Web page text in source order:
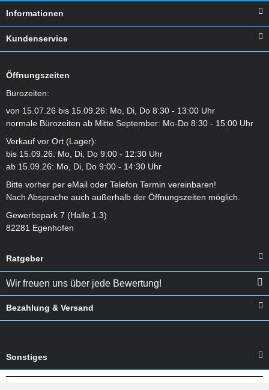
Informationen
Kundenservice
Öffnungszeiten
Bürozeiten:
von 15.07.26 bis 15.09.26: Mo, Di, Do 8:30 - 13:00 Uhr
normale Bürozeiten ab Mitte September: Mo-Do 8:30 - 15:00 Uhr
Verkauf vor Ort (Lager):
bis 15.09.26: Mo, Di, Do 9:00 - 12:30 Uhr
ab 15.09.26: Mo, Di, Do 9:00 - 14:30 Uhr
Bitte vorher per eMail oder Telefon Termin vereinbaren!
Nach Absprache auch außerhalb der Öffnungszeiten möglich.
Gewerbepark 7 (Halle 1.3)
82281 Egenhofen
Ratgeber
Wir freuen uns über jede Bewertung!
Bezahlung & Versand
Sonstiges